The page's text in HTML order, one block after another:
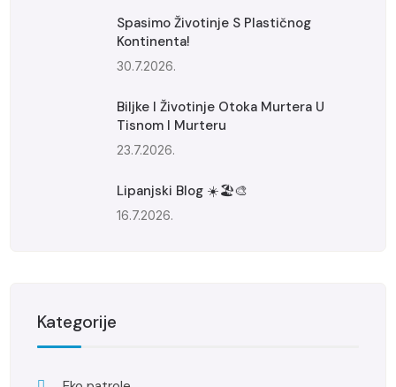
Spasimo Životinje S Plastičnog
Kontinenta!
30.7.2026.
Biljke I Životinje Otoka Murtera U
Tisnom I Murteru
23.7.2026.
Lipanjski Blog ☀️🏖️🎨
16.7.2026.
Kategorije